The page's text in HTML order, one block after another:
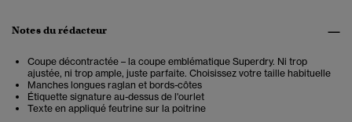
Notes du rédacteur
Coupe décontractée – la coupe emblématique Superdry. Ni trop
ajustée, ni trop ample, juste parfaite. Choisissez votre taille habituelle
Manches longues raglan et bords-côtes
Étiquette signature au-dessus de l'ourlet
Texte en appliqué feutrine sur la poitrine